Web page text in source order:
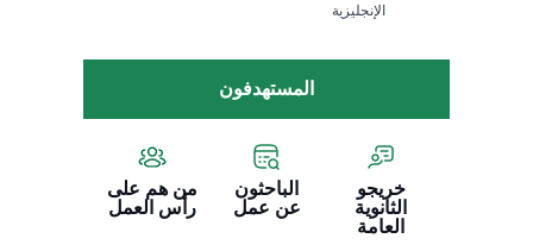
الإنجليزية
المستهدفون
خريجو
الثانوية
العامة
الباحثون
عن عمل
من هم على
رأس العمل